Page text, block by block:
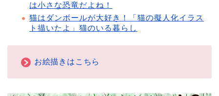
は小さな恐竜だよね！
猫はダンボールが大好き！「猫の擬人化イラス
ト描いたよ」猫のいる暮らし
お絵描きはこちら